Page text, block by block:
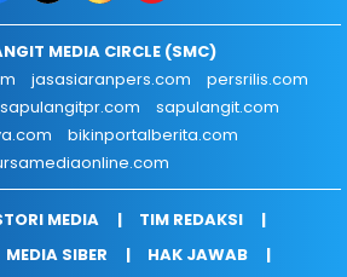
MEDIA CIRCLE (SMC)
jasasiaranpers.com
persrilis.com
sapulangitpr.com
sapulangit.com
bikinportalberita.com
MEDIA
TIM REDAKSI
MEDIA SIBER
HAK JAWAB